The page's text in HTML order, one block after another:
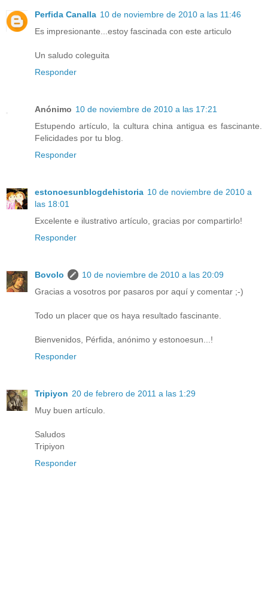
Perfida Canalla 10 de noviembre de 2010 a las 11:46
Es impresionante...estoy fascinada con este articulo
Un saludo coleguita
Responder
Anónimo 10 de noviembre de 2010 a las 17:21
Estupendo artículo, la cultura china antigua es fascinante.
Felicidades por tu blog.
Responder
estonoesunblogdehistoria 10 de noviembre de 2010 a
las 18:01
Excelente e ilustrativo artículo, gracias por compartirlo!
Responder
Bovolo
10 de noviembre de 2010 a las 20:09
Gracias a vosotros por pasaros por aquí y comentar ;-)
Todo un placer que os haya resultado fascinante.
Bienvenidos, Pérfida, anónimo y estonoesun...!
Responder
Tripiyon 20 de febrero de 2011 a las 1:29
Muy buen artículo.
Saludos
Tripiyon
Responder